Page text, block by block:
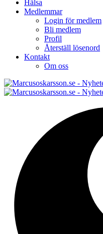
Hälsa
Medlemmar
Login för medlem
Bli medlem
Profil
Återställ lösenord
Kontakt
Om oss